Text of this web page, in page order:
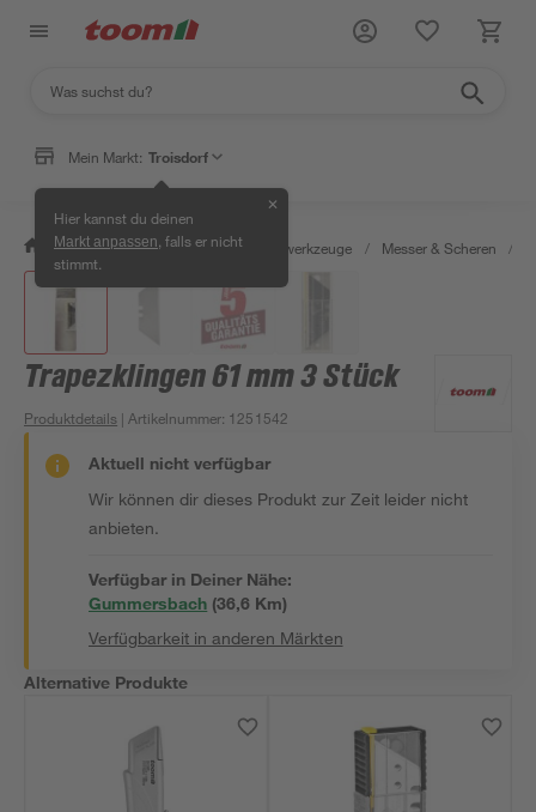
Mein Markt: Troisdorf
Hier kannst du deinen
Markt anpassen , falls er nicht
stimmt.
✕
/ Werkstatt & Maschinen / Handwerkzeuge / Messer & Scheren /
Trapezklingen 61 mm 3 Stück
Produktdetails | Artikelnummer: 1251542
Aktuell nicht verfügbar
Wir können dir dieses Produkt zur Zeit leider nicht
anbieten.
Verfügbar in Deiner Nähe:
Gummersbach (36,6 Km)
Verfügbarkeit in anderen Märkten
Alternative Produkte